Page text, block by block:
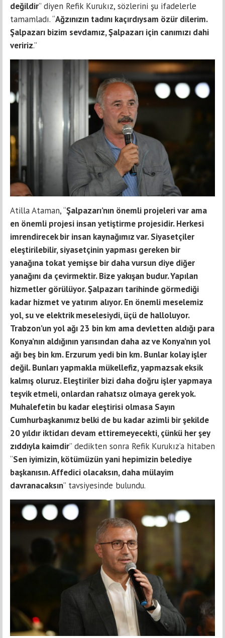
değildir” diyen Refik Kurukız, sözlerini şu ifadelerle
tamamladı. “Ağzınızın tadını kaçırdıysam özür dilerim.
Şalpazarı bizim sevdamız, Şalpazarı için canımızı dahi
veririz.”
Atilla Ataman, “Şalpazarı’nın önemli projeleri var ama
en önemli projesi insan yetiştirme projesidir. Herkesi
imrendirecek bir insan kaynağımız var. Siyasetçiler
eleştirilebilir, siyasetçinin yapması gereken bir
yanağına tokat yemişse bir daha vursun diye diğer
yanağını da çevirmektir. Bize yakışan budur. Yapılan
hizmetler görülüyor. Şalpazarı tarihinde görmediği
kadar hizmet ve yatırım alıyor. En önemli meselemiz
yol, su ve elektrik meselesiydi, üçü de halloluyor.
Trabzon’un yol ağı 23 bin km ama devletten aldığı para
Konya’nın aldığının yarısından daha az ve Konya’nın yol
ağı beş bin km. Erzurum yedi bin km. Bunlar kolay işler
değil. Bunları yapmakla mükellefiz, yapmazsak eksik
kalmış oluruz. Eleştiriler bizi daha doğru işler yapmaya
teşvik etmeli, onlardan rahatsız olmaya gerek yok.
Muhalefetin bu kadar eleştirisi olmasa Sayın
Cumhurbaşkanımız belki de bu kadar azimli bir şekilde
20 yıldır iktidarı devam ettiremeyecekti, çünkü her şey
zıddıyla kaimdir” dedikten sonra Refik Kurukız’a hitaben
“Sen iyimizin, kötümüzün yani hepimizin belediye
başkanısın. Affedici olacaksın, daha mülayim
davranacaksın” tavsiyesinde bulundu.